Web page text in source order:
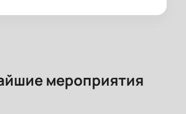
мероприятия